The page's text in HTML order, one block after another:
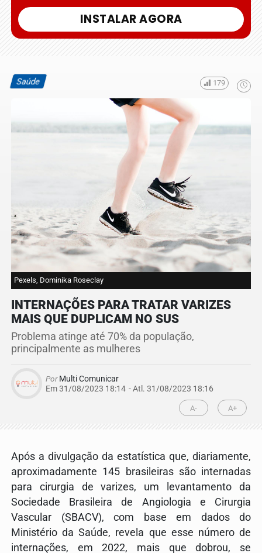
INSTALAR AGORA
Saúde 179
Pexels, Dominika Roseclay
INTERNAÇÕES PARA TRATAR VARIZES
MAIS QUE DUPLICAM NO SUS
Problema atinge até 70% da população,
principalmente as mulheres
PorMulti Comunicar
Em 31/08/2023 18:14 - Atl. 31/08/2023 18:16
A- A+
Após a divulgação da estatística que, diariamente,
aproximadamente 145 brasileiras são internadas
para cirurgia de varizes, um levantamento da
Sociedade Brasileira de Angiologia e Cirurgia
Vascular (SBACV), com base em dados do
Ministério da Saúde, revela que esse número de
internações, em 2022, mais que dobrou, se